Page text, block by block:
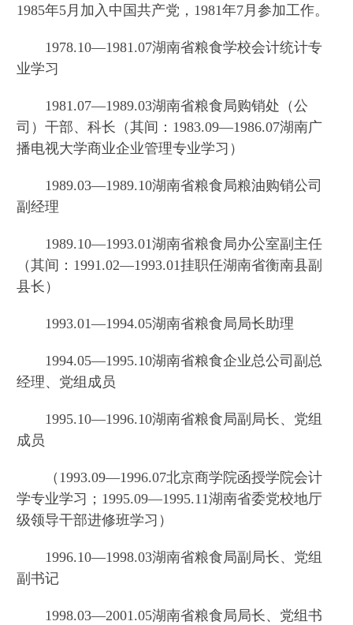
1985年5月加入中国共产党，1981年7月参加工作。
1978.10—1981.07湖南省粮食学校会计统计专
业学习
1981.07—1989.03湖南省粮食局购销处（公
司）干部、科长（其间：1983.09—1986.07湖南广
播电视大学商业企业管理专业学习）
1989.03—1989.10湖南省粮食局粮油购销公司
副经理
1989.10—1993.01湖南省粮食局办公室副主任
（其间：1991.02—1993.01挂职任湖南省衡南县副
县长）
1993.01—1994.05湖南省粮食局局长助理
1994.05—1995.10湖南省粮食企业总公司副总
经理、党组成员
1995.10—1996.10湖南省粮食局副局长、党组
成员
（1993.09—1996.07北京商学院函授学院会计
学专业学习；1995.09—1995.11湖南省委党校地厅
级领导干部进修班学习）
1996.10—1998.03湖南省粮食局副局长、党组
副书记
1998.03—2001.05湖南省粮食局局长、党组书